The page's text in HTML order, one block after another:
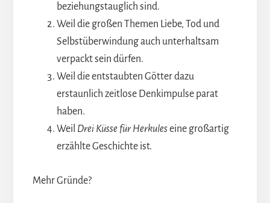
beziehungstauglich sind.
Weil die großen Themen Liebe, Tod und
Selbstüberwindung auch unterhaltsam
verpackt sein dürfen.
Weil die entstaubten Götter dazu
erstaunlich zeitlose Denkimpulse parat
haben.
Weil Drei Küsse für Herkuleseine großartig
erzählte Geschichte ist.
Mehr Gründe?